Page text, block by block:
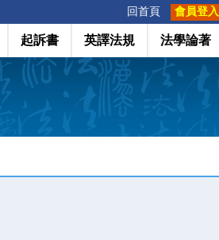
回首頁 會員登入
起訴書 英譯法規 法學論著